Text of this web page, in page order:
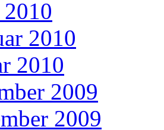
2010
2010
2009
2009